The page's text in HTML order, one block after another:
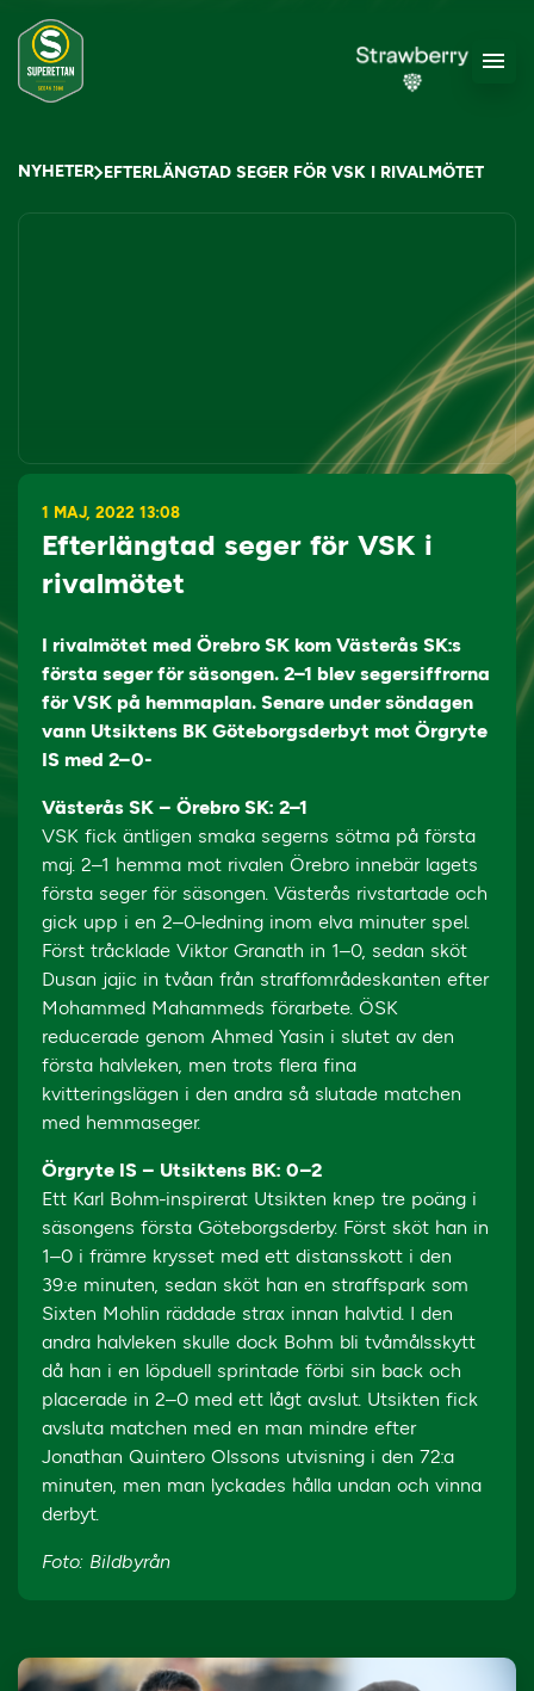
NYHETER EFTERLÄNGTAD SEGER FÖR VSK I RIVALMÖTET
1 MAJ, 2022 13:08
Efterlängtad seger för VSK i
rivalmötet
I rivalmötet med Örebro SK kom Västerås SK:s
första seger för säsongen. 2–1 blev segersiffrorna
för VSK på hemmaplan. Senare under söndagen
vann Utsiktens BK Göteborgsderbyt mot Örgryte
IS med 2–0-
Västerås SK – Örebro SK: 2–1
VSK fick äntligen smaka segerns sötma på första
maj. 2–1 hemma mot rivalen Örebro innebär lagets
första seger för säsongen. Västerås rivstartade och
gick upp i en 2–0-ledning inom elva minuter spel.
Först tråcklade Viktor Granath in 1–0, sedan sköt
Dusan jajic in tvåan från straffområdeskanten efter
Mohammed Mahammeds förarbete. ÖSK
reducerade genom Ahmed Yasin i slutet av den
första halvleken, men trots flera fina
kvitteringslägen i den andra så slutade matchen
med hemmaseger.
Örgryte IS – Utsiktens BK: 0–2
Ett Karl Bohm-inspirerat Utsikten knep tre poäng i
säsongens första Göteborgsderby. Först sköt han in
1–0 i främre krysset med ett distansskott i den
39:e minuten, sedan sköt han en straffspark som
Sixten Mohlin räddade strax innan halvtid. I den
andra halvleken skulle dock Bohm bli tvåmålsskytt
då han i en löpduell sprintade förbi sin back och
placerade in 2–0 med ett lågt avslut. Utsikten fick
avsluta matchen med en man mindre efter
Jonathan Quintero Olssons utvisning i den 72:a
minuten, men man lyckades hålla undan och vinna
derbyt.
Foto: Bildbyrån